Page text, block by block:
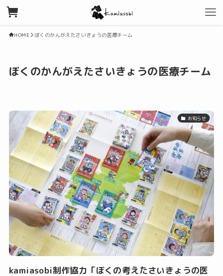
HOME ぼくのかんがえたさいきょうの医療チーム
ぼくのかんがえたさいきょうの医療チーム
お知らせ
kamiasobi制作協力「ぼくの考えたさいきょうの医